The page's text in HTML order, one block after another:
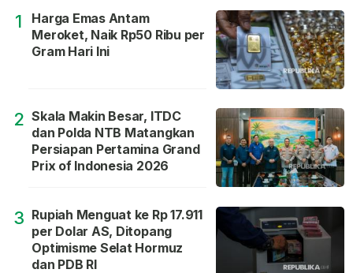
1
Harga Emas Antam
Meroket, Naik Rp50 Ribu per
Gram Hari Ini
2 Skala Makin Besar, ITDC
dan Polda NTB Matangkan
Persiapan Pertamina Grand
Prix of Indonesia 2026
3 Rupiah Menguat ke Rp 17.911
per Dolar AS, Ditopang
Optimisme Selat Hormuz
dan PDB RI